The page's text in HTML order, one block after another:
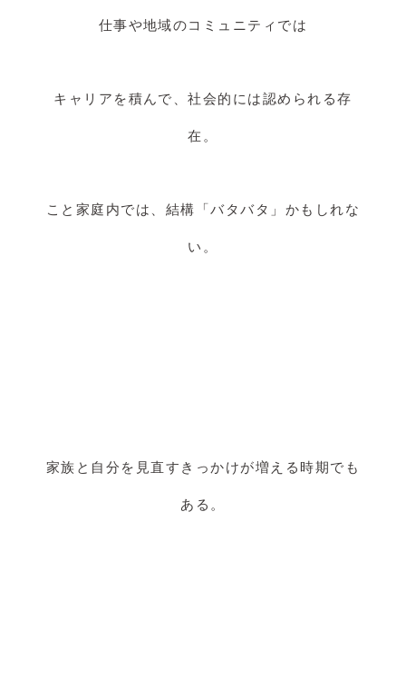
仕事や地域のコミュニティでは
キャリアを積んで、社会的には認められる存
在。
こと家庭内では、結構「バタバタ」かもしれな
い。
家族と自分を見直すきっかけが増える時期でも
ある。